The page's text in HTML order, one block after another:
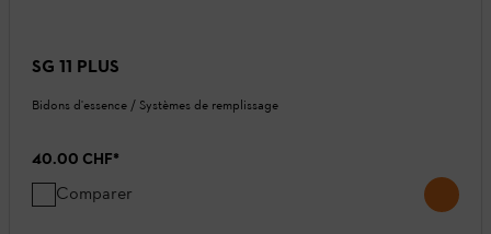
SG 11 PLUS
Bidons d'essence / Systèmes de remplissage
40.00 CHF*
Comparer